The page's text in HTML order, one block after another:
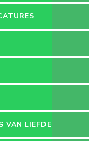
VAN LIEFDE